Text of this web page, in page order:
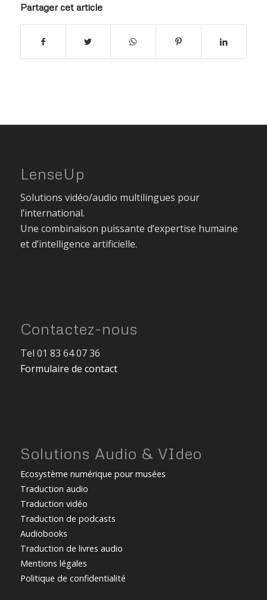
Partager cet article
LenseUp
Solutions vidéo/audio multilingues pour
l’international.
Une combinaison puissante d’expertise humaine
et d’intelligence artificielle.
Contactez-nous
Tel 01 83 64 07 36
Formulaire de contact
Solutions Audio & VIdeo
Ecosystème numérique pour musées
Traduction audio
Traduction vidéo
Traduction de podcasts
Audiobooks
Traduction de livres audio
Mentions légales
Politique de confidentialité